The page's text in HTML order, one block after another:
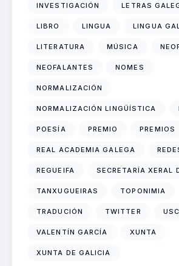
INVESTIGACIÓN LETRAS
LIBRO LINGUA LINGUA
LITERATURA MÚSICA
NEOFALANTES NOMES
NORMALIZACIÓN
NORMALIZACIÓN LINGÜÍSTICA
POESÍA PREMIO PREMIOS
REAL ACADEMIA GALEGA
REGUEIFA SECRETARÍA XERAL
TANXUGUEIRAS TOPONIMIA
TRADUCIÓN TWITTER USC
VALENTÍN GARCÍA XUNTA
XUNTA DE GALICIA